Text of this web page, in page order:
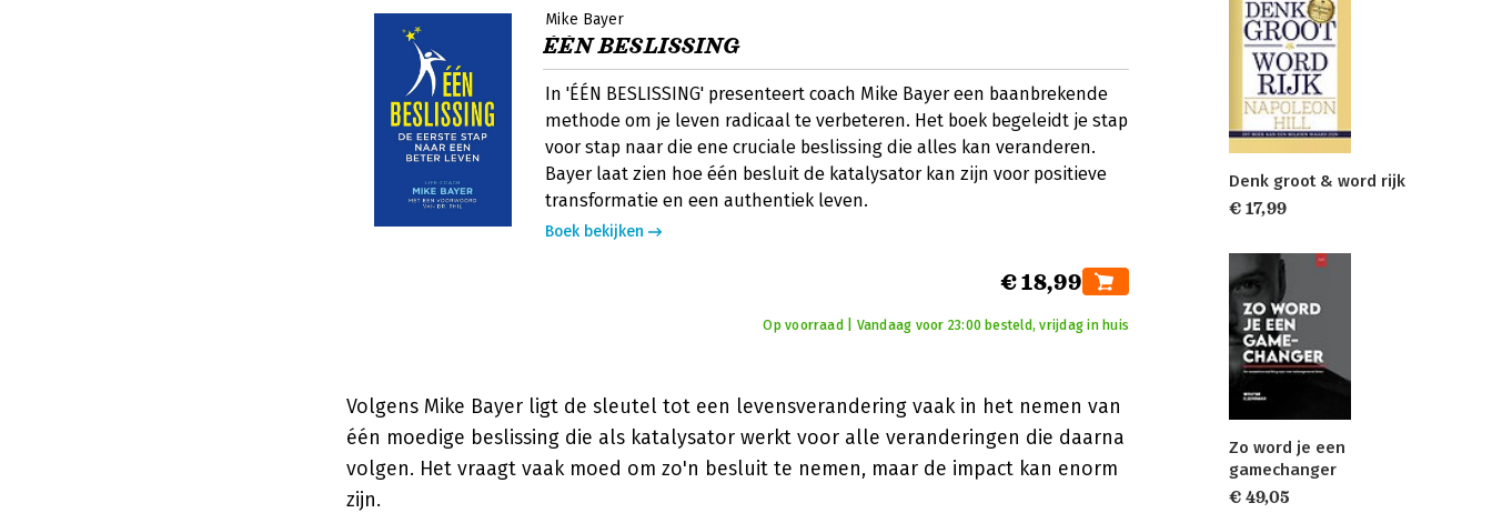
Mike Bayer
ĖĖN BESLISSING
In 'ÉÉN BESLISSING' presenteert coach Mike Bayer een baanbrekende
methode om je leven radicaal te verbeteren. Het boek begeleidt je stap
voor stap naar die ene cruciale beslissing die alles kan veranderen.
Bayer laat zien hoe één besluit de katalysator kan zijn voor positieve
transformatie en een authentiek leven.
Boek bekijken
€ 18,99
Op voorraad | Vandaag voor 23:00 besteld, vrijdag in huis
Volgens Mike Bayer ligt de sleutel tot een levensverandering vaak in het nemen van
één moedige beslissing die als katalysator werkt voor alle veranderingen die daarna
volgen. Het vraagt vaak moed om zo'n besluit te nemen, maar de impact kan enorm
zijn.
Denk groot & word rijk
€ 17,99
Zo word je een
gamechanger
€ 49,05